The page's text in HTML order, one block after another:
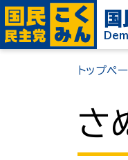
トップペ
さ